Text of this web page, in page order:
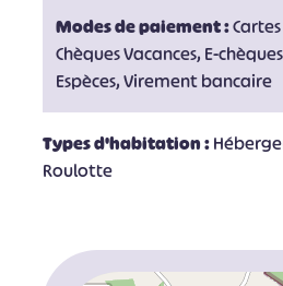
Modes de paiement :
Chèques Vacances, E-
Espèces, Virement bancaire
Types d'habitation :
Roulotte